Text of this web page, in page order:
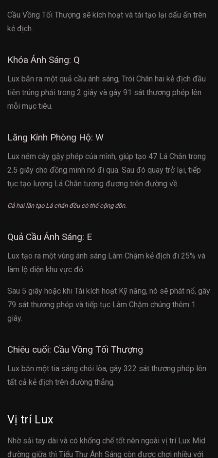
Cầu Vồng Tối Thượng sẽ kích hoạt và tái tạo lại dấu ấn trên
kẻ địch.
Khóa Ánh Sáng: Q
Lux bắn ra một quả cầu ánh sáng, Trói Chân hai kẻ địch đầu
tiên trúng phải trong 2 giây và gây 91 sát thương phép lên
mỗi mục tiêu.
Lăng Kính Phòng Hộ: W
Lux ném cây gậy phép của mình, giúp tạo 47 Lá Chắn trong
2.5 giây cho đồng minh nó đi qua. Sau đó quay trở lại, tiếp
tục tạo lượng Lá Chắn tương đương trên đường về.
Cả hai lần tạo Lá chắn đều có thể cộng dồn.
Quả Cầu Ánh Sáng: E
Lux tạo ra một vùng ánh sáng Làm Chậm kẻ địch đi 25% và
làm lộ diện khu vực đó.
Sau 5 giây hoặc khi Tái kích hoạt Kỹ năng, nó sẽ phát nổ, gây
79 sát thương phép và tiếp tục Làm Chậm chúng thêm 1
giây.
Chiêu cuối: Cầu Vồng Tối Thượng
Lux bắn một tia sáng chói lòa, gây 322 sát thương phép lên
tất cả kẻ địch trên đường thẳng.
Vị trí Lux
Nhờ sải tay dài và có khống chế tốt nên ngoài vị trí Lux Mid
đường giữa thì Tiểu Thư Ánh Sáng còn được chơi nhiều với